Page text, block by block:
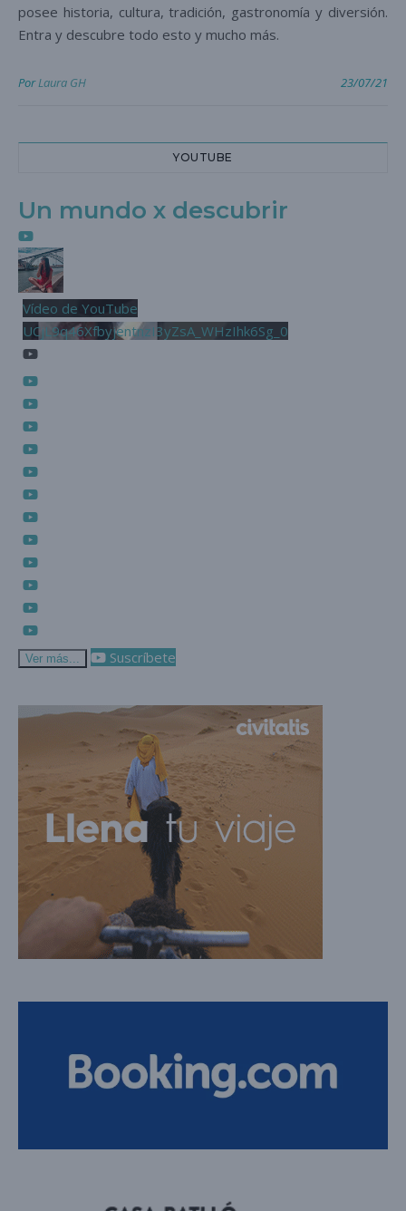
posee historia, cultura, tradición, gastronomía y diversión.
Entra y descubre todo esto y mucho más.
PorLaura GH 23/07/21
YOUTUBE
Un mundo x descubrir
Vídeo de YouTube
UCjL9q46XfbyjentnzI3yZsA_WHzIhk6Sg_0
Ver más... Suscríbete